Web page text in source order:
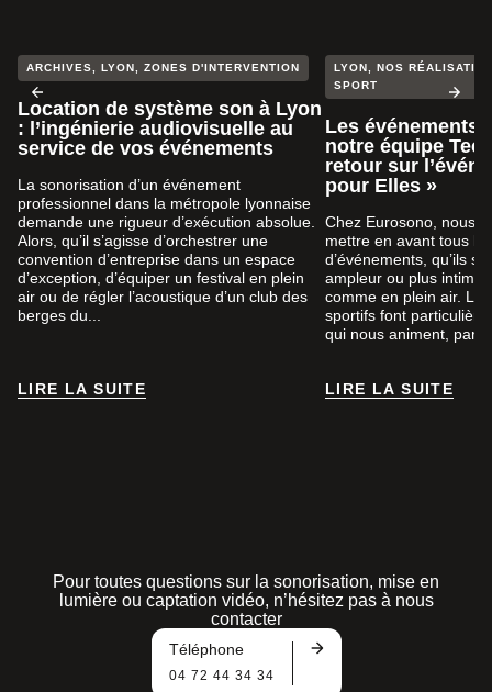
ARCHIVES LYON ZONES D'INTERVENTION
Location de système son à Lyon
: l’ingénierie audiovisuelle au
service de vos événements
La sonorisation d’un événement
professionnel dans la métropole lyonnaise
demande une rigueur d’exécution absolue.
Alors, qu’il s’agisse d’orchestrer une
convention d’entreprise dans un espace
d’exception, d’équiper un festival en plein
air ou de régler l’acoustique d’un club des
berges du...
LIRE LA SUITE
LYON
NOS
SPORT
Les événements
notre équipe
retour sur
pour Elles »
Chez Eurosono, nous
mettre en avant tous
d’événements, qu’ils
ampleur ou plus
comme en plein air.
sportifs font
qui nous animent, par...
LIRE LA SUITE
Pour toutes questions sur la sonorisation, mise en
lumière ou captation vidéo, n’hésitez pas à nous
contacter
Téléphone
04 72 44 34 34